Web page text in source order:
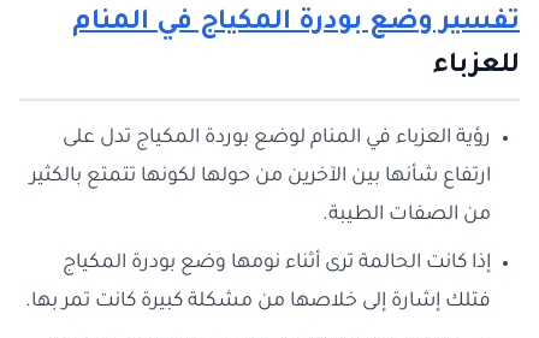
تفسير وضع بودرة المكياج في المنام
للعزباء
رؤية العزباء في المنام لوضع بوردة المكياج تدل على
ارتفاع شأنها بين الآخرين من حولها لكونها تتمتع بالكثير
من الصفات الطيبة.
إذا كانت الحالمة ترى أثناء نومها وضع بودرة المكياج
فتلك إشارة إلى خلاصها من مشكلة كبيرة كانت تمر بها.